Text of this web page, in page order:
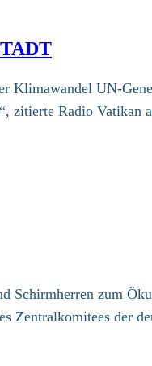
Klimawandel UN-
zitierte Radio
Schirmherren zum
Zentralkomitees der